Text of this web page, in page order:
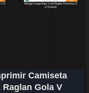
Camiseta
Gola V